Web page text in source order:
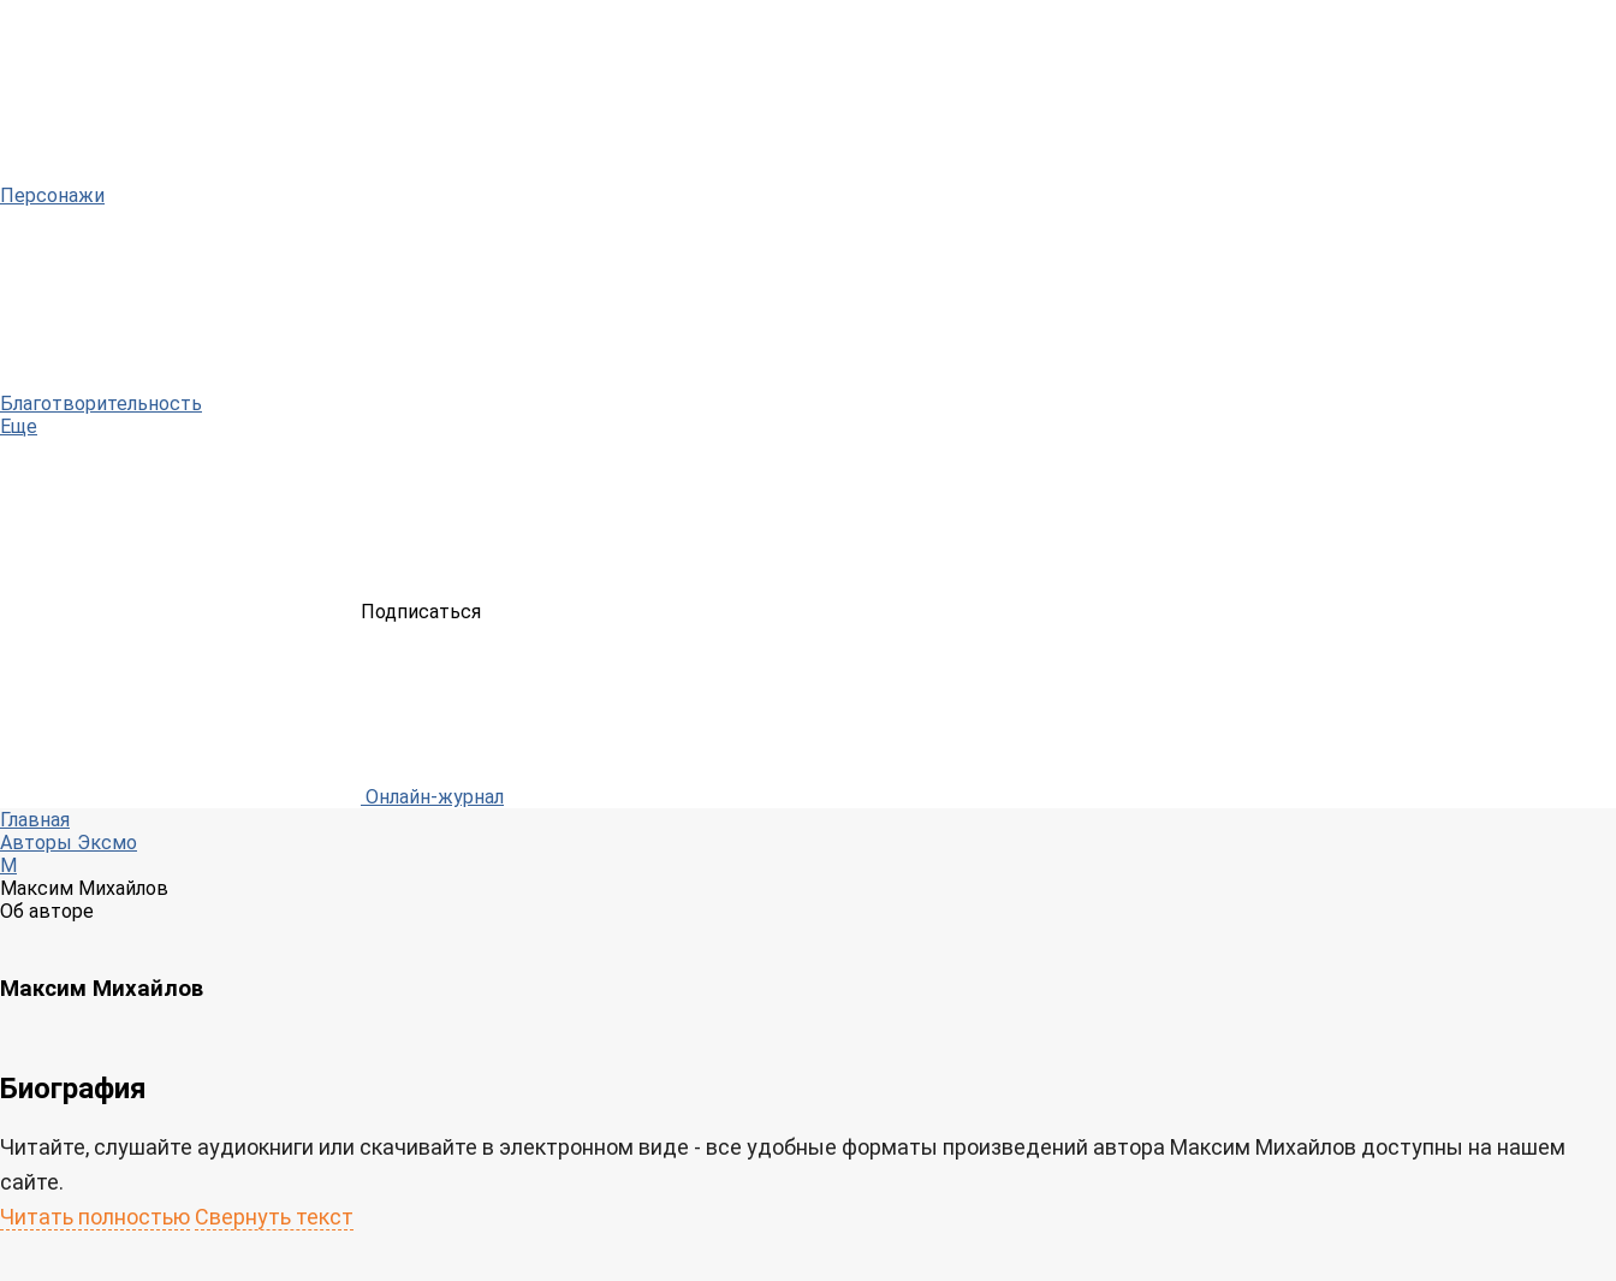
Персонажи
Благотворительность
Еще
Подписаться
Онлайн-журнал
Главная
Авторы Эксмо
М
Максим Михайлов
Об авторе
Максим Михайлов
Биография
Читайте, слушайте аудиокниги или скачивайте в электронном виде - все удобные форматы произведений автора Максим Михайлов доступны на нашем
сайте.
Читать полностью Свернуть текст